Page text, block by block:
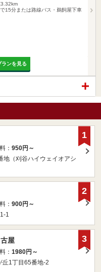
3.32km
15分または路線バス・鵜飼屋下車
ンを見る
： 950円～
地（刈谷ハイウェイオアシ
1
： 900円～
1
2
屋
： 1980円～
丘1丁目65番地-2
3